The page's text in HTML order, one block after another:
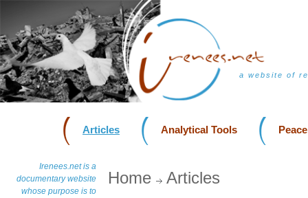
a website of
Articles Analytical Tools
Irenees.net is a
documentary website
whose purpose is to
Home Articles